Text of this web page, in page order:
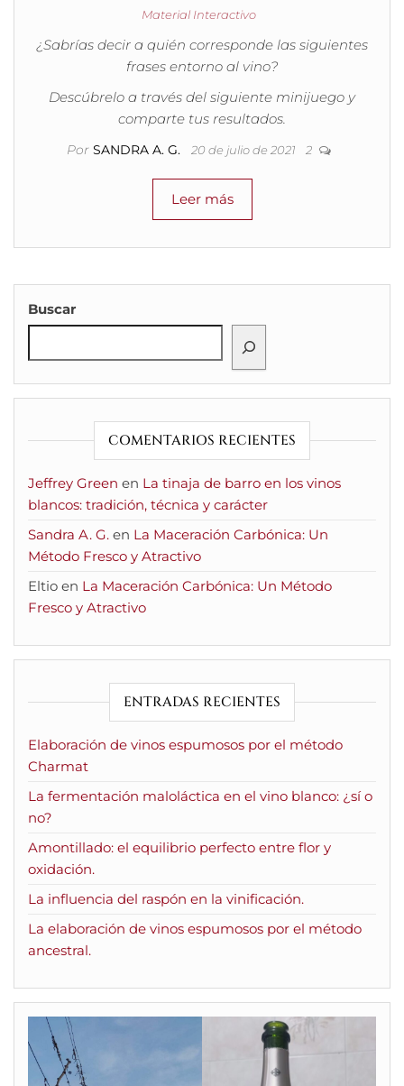
Material Interactivo
¿Sabrías decir a quién corresponde las siguientes
frases entorno al vino?
Descúbrelo a través del siguiente minijuego y
comparte tus resultados.
Por SANDRA A. G. 20 de julio de 2021 2
Leer más
Buscar
COMENTARIOS RECIENTES
Jeffrey Green en La tinaja de barro en los vinos
blancos: tradición, técnica y carácter
Sandra A. G. en La Maceración Carbónica: Un
Método Fresco y Atractivo
Eltio en La Maceración Carbónica: Un Método
Fresco y Atractivo
ENTRADAS RECIENTES
Elaboración de vinos espumosos por el método
Charmat
La fermentación maloláctica en el vino blanco: ¿sí o
no?
Amontillado: el equilibrio perfecto entre flor y
oxidación.
La influencia del raspón en la vinificación.
La elaboración de vinos espumosos por el método
ancestral.